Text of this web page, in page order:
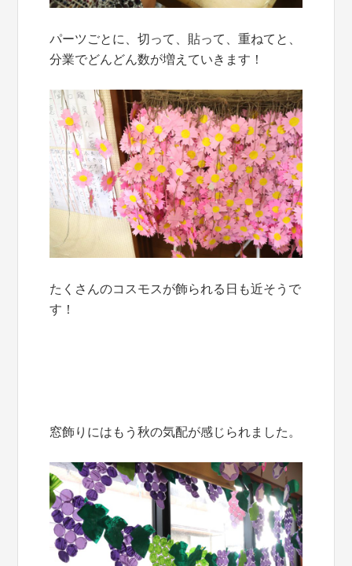
パーツごとに、切って、貼って、重ねてと、
分業でどんどん数が増えていきます！
たくさんのコスモスが飾られる日も近そうで
す！
窓飾りにはもう秋の気配が感じられました。